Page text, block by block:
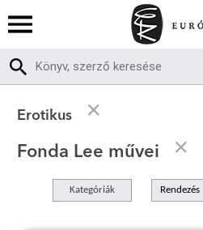
Erotikus
Fonda Lee művei
Kategóriák Rendezés